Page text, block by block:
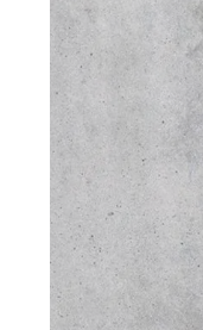
NOV 13, 2023
10 ANS DE
OCT 12, 2023